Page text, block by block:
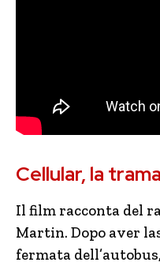
Cellular, la trama
Il film racconta del
Martin. Dopo aver
fermata